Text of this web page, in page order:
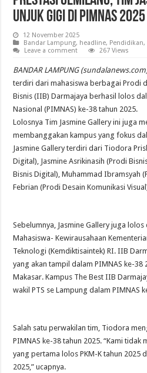
Unjuk Gigi di PIMNAS
12 November 2025
Bandar Lampung, headline, Pendidikan,
Leave a comment
267 Views
BANDAR LAMPUNG
terdiri dari mahasiswa berbagai Prodi
Bisnis (IIB) Darmajaya berhasil lolos
Nasional (PIMNAS) ke-38 tahun 2025.
Lolosnya Tim Jasmine Gallery ini juga
membanggakan kampus yang fokus
Jasmine Gallery terdiri dari Tiodora
Digital), Jasmine Asrikinasih (Prodi
Bisnis Digital), Muhammad Ibramsyah
Febrian (Prodi Desain Komunikasi
Sebelumnya, Jasmine Gallery juga
Mahasiswa- Kewirausahaan
Teknologi (Kemdiktisaintek) RI. IIB
yang akan tampil dalam PIMNAS ke-38
Makasar. Kampus The Best IIB
wakil PTS se Lampung dalam PIMNAS
Salah satu perwakilan tim, Tiodora
PIMNAS ke-38 tahun 2025. “Kami tidak
yang pertama lolos PKM-K tahun 2025
2025,” ucapnya.